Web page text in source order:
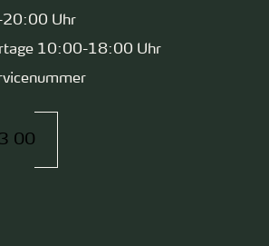
Uhr
10:00-18:00 Uhr
00